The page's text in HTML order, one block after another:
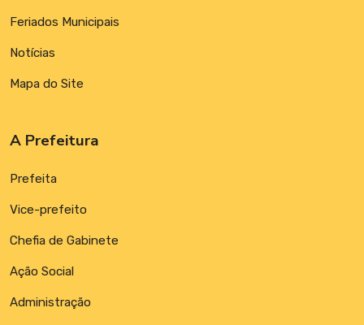
Feriados Municipais
Notícias
Mapa do Site
A Prefeitura
Prefeita
Vice-prefeito
Chefia de Gabinete
Ação Social
Administração